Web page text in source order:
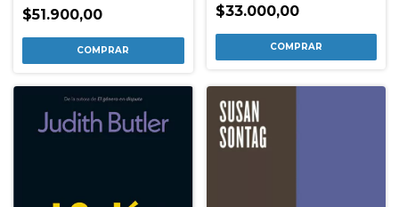
$51.900,00 $33.000,00